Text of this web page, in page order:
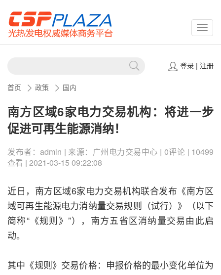
登录| 注册
首页 政策 国内
南方区域6家电力交易机构：将进一步
促进可再生能源消纳！
发布者：admin | 来源：广州电力交易中心 | 0评论 | 10499
查看 | 2021-03-15 09:22:08
近日，南方区域6家电力交易机构联合发布《南方区
域可再生能源电力消纳量交易规则（试行）》（以下
简称“《规则》”），南方五省区消纳量交易由此启
动。
其中《规则》交易价格：申报价格的最小变化单位为